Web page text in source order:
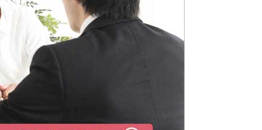
2021年3月
2021年1月
2020年3月